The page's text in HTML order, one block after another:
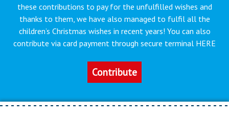
these contributions to pay for the unfulfilled wishes and
thanks to them, we have also managed to fulfil all the
children’s Christmas wishes in recent years! You can also
contribute via card payment through secure terminal HERE
Contribute